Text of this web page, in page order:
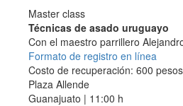
Master class
Técnicas de asado uruguayo
Con el maestro parrillero
Formato de registro en línea
Costo de recuperación: 600 pesos
Plaza Allende
Guanajuato | 11:00 h